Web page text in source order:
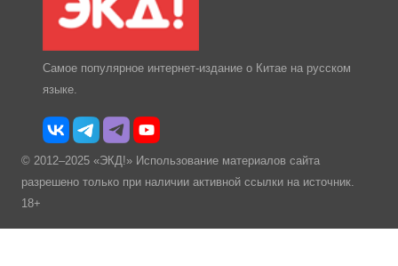
Самое популярное интернет-издание о Китае на русском
языке.
© 2012–2025 «ЭКД!» Использование материалов сайта
разрешено только при наличии активной ссылки на источник.
18+